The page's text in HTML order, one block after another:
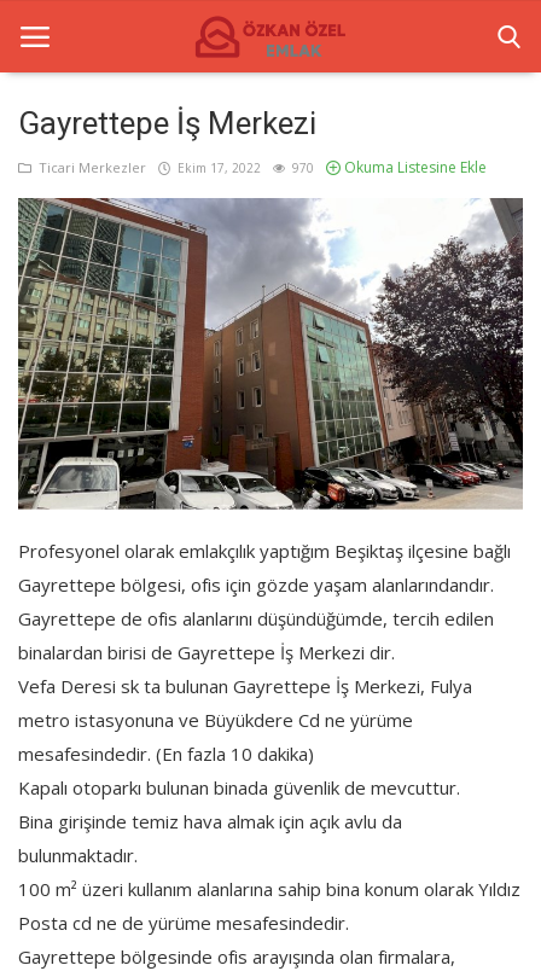
Anasayfa
İletişim
Ticari Merkezler
Ticari Gayrimenkul
Türkçe
Gayrettepe İş Merkezi
Ticari Merkezler Ekim 17, 2022 970 Okuma Listesine Ekle
Profesyonel olarak emlakçılık yaptığım Beşiktaş ilçesine bağlı
Gayrettepe bölgesi, ofis için gözde yaşam alanlarındandır.
Gayrettepe de ofis alanlarını düşündüğümde, tercih edilen
binalardan birisi de Gayrettepe İş Merkezi dir.
Vefa Deresi sk ta bulunan Gayrettepe İş Merkezi, Fulya
metro istasyonuna ve Büyükdere Cd ne yürüme
mesafesindedir. (En fazla 10 dakika)
Kapalı otoparkı bulunan binada güvenlik de mevcuttur.
Bina girişinde temiz hava almak için açık avlu da
bulunmaktadır.
100 m² üzeri kullanım alanlarına sahip bina konum olarak Yıldız
Posta cd ne de yürüme mesafesindedir.
Gayrettepe bölgesinde ofis arayışında olan firmalara,